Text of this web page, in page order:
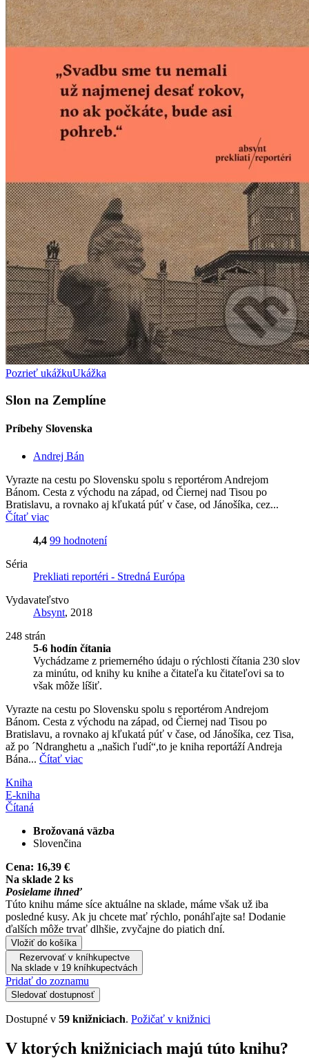
Pozrieť ukážkuUkážka
Slon na Zemplíne
Príbehy Slovenska
Andrej Bán
Vyrazte na cestu po Slovensku spolu s reportérom Andrejom
Bánom. Cesta z východu na západ, od Čiernej nad Tisou po
Bratislavu, a rovnako aj kľukatá púť v čase, od Jánošíka, cez...
Čítať viac
4,4 99 hodnotení
Séria
Prekliati reportéri - Stredná Európa
Vydavateľstvo
Absynt, 2018
248 strán
5-6 hodín čítania
Vychádzame z priemerného údaju o rýchlosti čítania 230 slov
za minútu, od knihy ku knihe a čitateľa ku čitateľovi sa to
však môže líšiť.
Vyrazte na cestu po Slovensku spolu s reportérom Andrejom
Bánom. Cesta z východu na západ, od Čiernej nad Tisou po
Bratislavu, a rovnako aj kľukatá púť v čase, od Jánošíka, cez Tisa,
až po ´Ndranghetu a „našich ľudí“,to je kniha reportáží Andreja
Bána... Čítať viac
Kniha
E-kniha
Čítaná
Brožovaná väzba
Slovenčina
Cena: 16,39 €
Na sklade 2 ks
Posielame ihneď
Túto knihu máme síce aktuálne na sklade, máme však už iba
posledné kusy. Ak ju chcete mať rýchlo, ponáhľajte sa! Dodanie
ďalších môže trvať dlhšie, zvyčajne do piatich dní.
Vložiť do košíka
Rezervovať v kníhkupectve
Na sklade v 19 kníhkupectvách
Pridať do zoznamu
Sledovať dostupnosť
Dostupné v 59 knižniciach. Požičať v knižnici
V ktorých knižniciach majú túto knihu?